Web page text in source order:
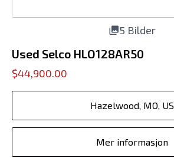
5 Bilder
Used Selco HLO128AR50
$44,900.00
Hazelwood, MO, US
Mer informasjon